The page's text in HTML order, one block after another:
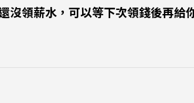
沒領薪水，可以等下次領錢後再給